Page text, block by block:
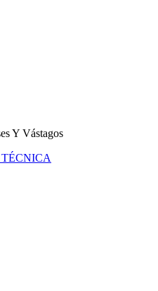
Y Vástagos